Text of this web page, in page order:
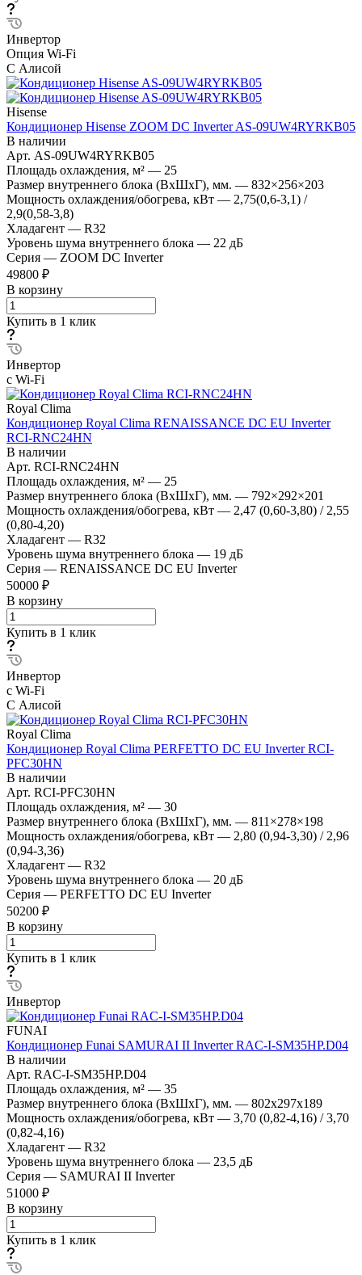
Инвертор
Опция Wi-Fi
С Алисой
Hisense
Кондиционер Hisense ZOOM DC Inverter AS-09UW4RYRKB05
В наличии
Арт. AS-09UW4RYRKB05
Площадь охлаждения, м² — 25
Размер внутреннего блока (ВхШхГ), мм. — 832×256×203
Мощность охлаждения/обогрева, кВт — 2,75(0,6-3,1) /
2,9(0,58-3,8)
Хладагент — R32
Уровень шума внутреннего блока — 22 дБ
Серия — ZOOM DC Inverter
49800 ₽
В корзину
Купить в 1 клик
Инвертор
с Wi-Fi
Royal Clima
Кондиционер Royal Clima RENAISSANCE DC EU Inverter
RCI-RNС24HN
В наличии
Арт. RCI-RNС24HN
Площадь охлаждения, м² — 25
Размер внутреннего блока (ВхШхГ), мм. — 792×292×201
Мощность охлаждения/обогрева, кВт — 2,47 (0,60-3,80) / 2,55
(0,80-4,20)
Хладагент — R32
Уровень шума внутреннего блока — 19 дБ
Серия — RENAISSANCE DC EU Inverter
50000 ₽
В корзину
Купить в 1 клик
Инвертор
с Wi-Fi
С Алисой
Royal Clima
Кондиционер Royal Clima PERFETTO DC EU Inverter RCI-
PFC30HN
В наличии
Арт. RCI-PFC30HN
Площадь охлаждения, м² — 30
Размер внутреннего блока (ВхШхГ), мм. — 811×278×198
Мощность охлаждения/обогрева, кВт — 2,80 (0,94-3,30) / 2,96
(0,94-3,36)
Хладагент — R32
Уровень шума внутреннего блока — 20 дБ
Серия — PERFETTO DC EU Inverter
50200 ₽
В корзину
Купить в 1 клик
Инвертор
FUNAI
Кондиционер Funai SAMURAI II Inverter RAC-I-SM35HP.D04
В наличии
Арт. RAC-I-SM35HP.D04
Площадь охлаждения, м² — 35
Размер внутреннего блока (ВхШхГ), мм. — 802x297x189
Мощность охлаждения/обогрева, кВт — 3,70 (0,82-4,16) / 3,70
(0,82-4,16)
Хладагент — R32
Уровень шума внутреннего блока — 23,5 дБ
Серия — SAMURAI II Inverter
51000 ₽
В корзину
Купить в 1 клик